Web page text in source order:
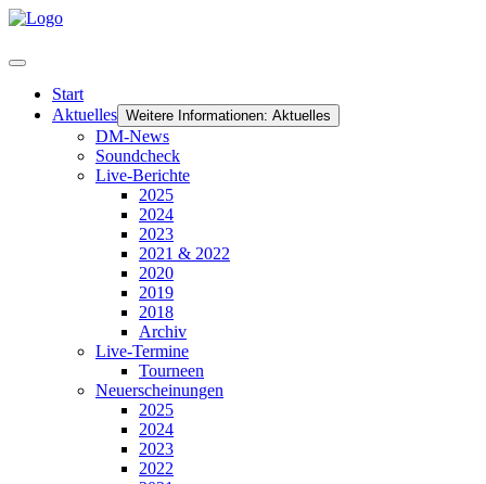
Start
Aktuelles Weitere Informationen: Aktuelles
DM-News
Soundcheck
Live-Berichte
2025
2024
2023
2021 & 2022
2020
2019
2018
Archiv
Live-Termine
Tourneen
Neuerscheinungen
2025
2024
2023
2022